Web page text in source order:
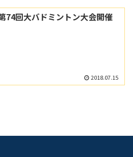
74回大バドミントン大会開催
2018.07.15